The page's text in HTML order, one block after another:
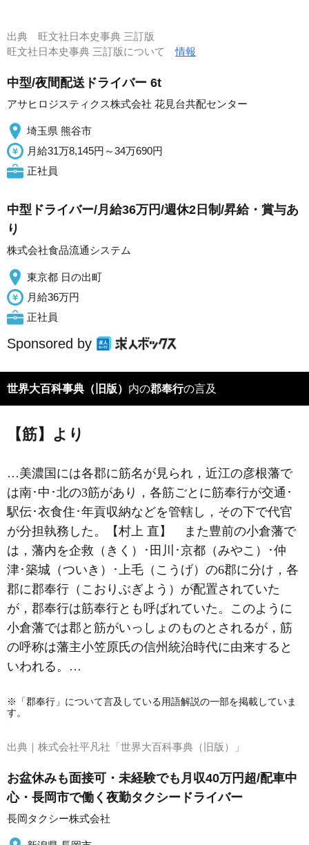
出典 旺文社日本史事典 三訂版
旺文社日本史事典 三訂版について情報
中型/夜間配送ドライバー 6t
アサヒロジスティクス株式会社 花見台共配センター
埼玉県 熊谷市
月給31万8,145円～34万690円
正社員
中型ドライバー/月給36万円/週休2日制/昇給・賞与あ
り
株式会社食品流通システム
東京都 日の出町
月給36万円
正社員
Sponsored by
世界大百科事典（旧版） 内の郡奉行の言及
【筋】より
…美濃国には各郡に筋名が見られ，近江の彦根藩で
は南･中･北の3筋があり，各筋ごとに筋奉行が交通･
駅伝･衣食住･年貢収納などを管轄し，その下で代官
が分担執務した。【村上 直】 また豊前の小倉藩で
は，藩内を企救（きく）･田川･京都（みやこ）･仲
津･築城（ついき）･上毛（こうげ）の6郡に分け，各
郡に郡奉行（こおりぶぎよう）が配置されていた
が，郡奉行は筋奉行とも呼ばれていた。このように
小倉藩では郡と筋がいっしょのものとされるが，筋
の呼称は藩主小笠原氏の信州統治時代に由来すると
いわれる。…
※「郡奉行」について言及している用語解説の一部を掲載していま
す。
出典｜ 株式会社平凡社「世界大百科事典（旧版）」
お盆休みも面接可・未経験でも月収40万円超/配車中
心・長岡市で働く夜勤タクシードライバー
長岡タクシー株式会社